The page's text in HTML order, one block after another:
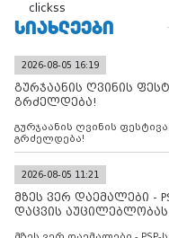
clickss
ᲡᲘᲐᲮᲚᲔᲔᲑᲘ
2026-08-05 16:19
გურჯაანის ღვინის
გრძელდება!
გურჯაანის ღვინის
გრძელდება!
2026-08-05 11:21
მზეს ვერ დაემალები -
დაცვის აუცილებლობას